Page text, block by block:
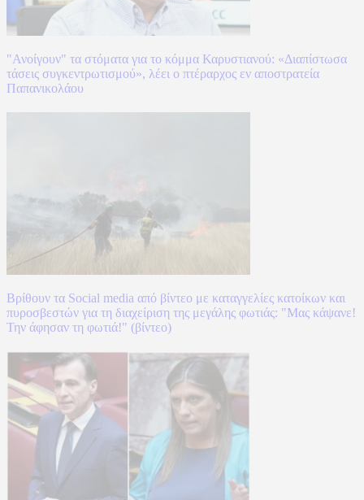
"Ανοίγουν" τα στόματα για το κόμμα Καρυστιανού: «Διαπίστωσα
τάσεις συγκεντρωτισμού», λέει ο πτέραρχος εν αποστρατεία
Παπανικολάου
Βρίθουν τα Social media από βίντεο με καταγγελίες κατοίκων και
πυροσβεστών για τη διαχείριση της μεγάλης φωτιάς: "Μας κάψανε!
Την άφησαν τη φωτιά!" (βίντεο)